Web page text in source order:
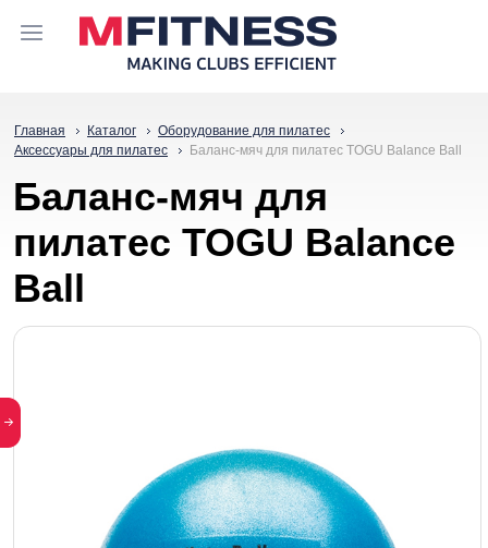
Главная Каталог
Оборудование для пилатес
Аксессуары для пилатес
Баланс-мяч для пилатес TOGU Balance Ball
Баланс-мяч для
пилатес TOGU Balance
Ball